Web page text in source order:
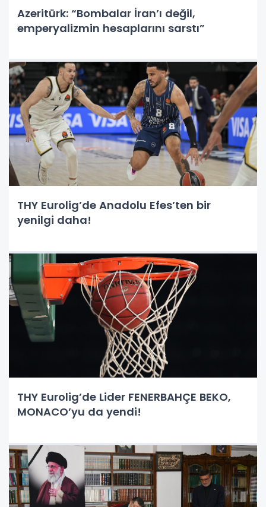
Azeritürk: “Bombalar İran’ı değil,
emperyalizmin hesaplarını sarstı”
THY Eurolig’de Anadolu Efes’ten bir
yenilgi daha!
THY Eurolig’de Lider FENERBAHÇE BEKO,
MONACO’yu da yendi!